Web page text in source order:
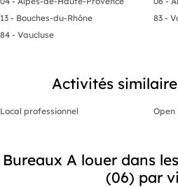
13 - Bouches-du-Rhône
83 -
84 - Vaucluse
Activités
Local professionnel Open
Bureaux A louer dans
(06) par